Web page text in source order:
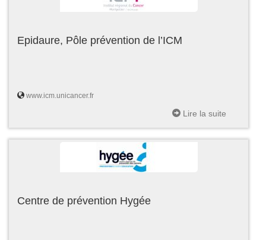
Epidaure, Pôle prévention de l’ICM
www.icm.unicancer.fr
Lire la suite
Centre de prévention Hygée